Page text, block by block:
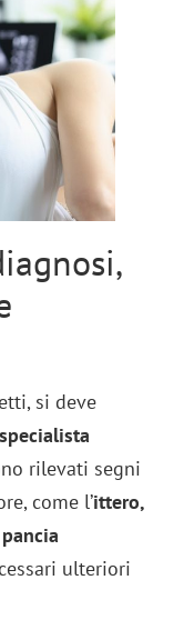
si deve
rilevati segni
come l’ittero,
ulteriori